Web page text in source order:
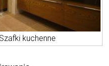
Szafki kuchenne